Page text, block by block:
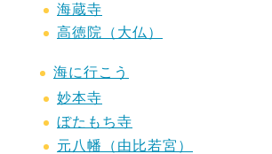
海蔵寺
高徳院（大仏）
海に行こう
妙本寺
ぼたもち寺
元八幡（由比若宮）